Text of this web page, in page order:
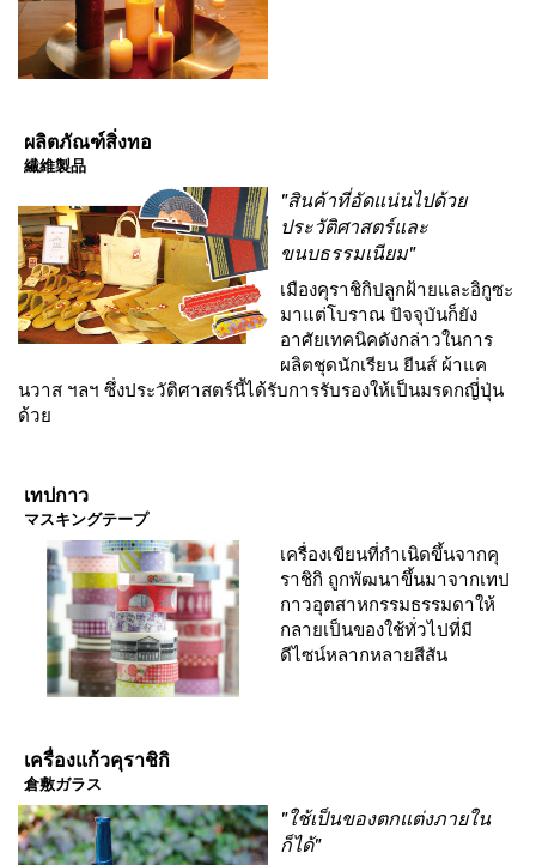
ผลิตภัณฑ์สิ่งทอ
繊維製品
"สินค้าที่อัดแน่นไปด้วย
ประวัติศาสตร์และ
ขนบธรรมเนียม"
เมืองคุราชิกิปลูกฝ้ายและอิกูซะ
มาแต่โบราณ ปัจจุบันก็ยัง
อาศัยเทคนิคดังกล่าวในการ
ผลิตชุดนักเรียน ยีนส์ ผ้าแค
นวาส ฯลฯ ซึ่งประวัติศาสตร์นี้ได้รับการรับรองให้เป็นมรดกญี่ปุ่น
ด้วย
เทปกาว
マスキングテープ
เครื่องเขียนที่กำเนิดขึ้นจากคุ
ราชิกิ ถูกพัฒนาขึ้นมาจากเทป
กาวอุตสาหกรรมธรรมดาให้
กลายเป็นของใช้ทั่วไปที่มี
ดีไซน์หลากหลายสีสัน
เครื่องแก้วคุราชิกิ
倉敷ガラス
"ใช้เป็นของตกแต่งภายใน
ก็ได้"